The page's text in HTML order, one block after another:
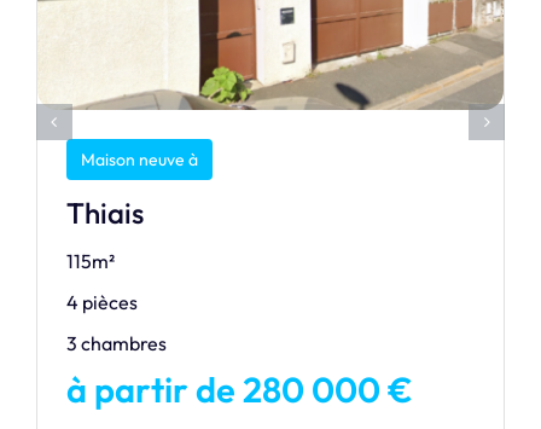
Maison neuve à
Thiais
115m²
4 pièces
3 chambres
à partir de 280 000 €